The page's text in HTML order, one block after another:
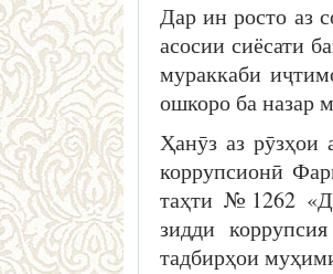
Дар ин росто аз
асосии сиёсати
мураккаби
ошкоро ба назар
Ҳанӯз аз рӯзҳои
коррупсионӣ
таҳти №1262
зидди
тадбирҳои